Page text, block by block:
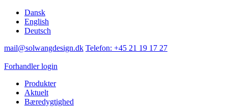
Dansk
English
Deutsch
mail@solwangdesign.dk Telefon: +45 21 19 17 27
Forhandler login
Produkter
Aktuelt
Bæredygtighed